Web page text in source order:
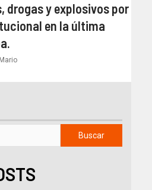
drogas y explosivos por
en la última
Mario
Buscar